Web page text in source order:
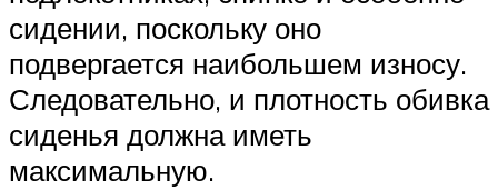
сидении, поскольку оно
подвергается наибольшем износу.
Следовательно, и плотность обивка
сиденья должна иметь
максимальную.